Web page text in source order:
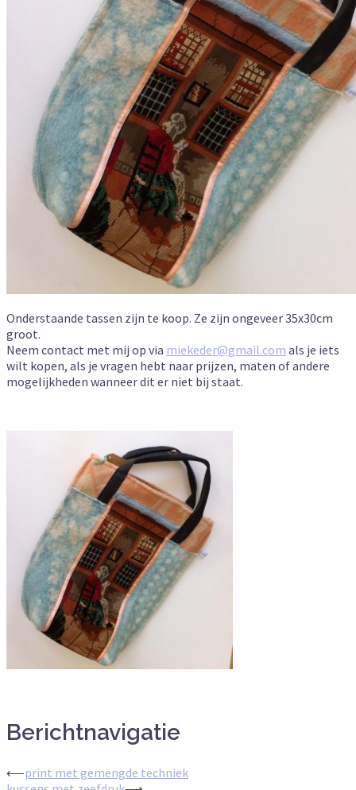
Onderstaande tassen zijn te koop. Ze zijn ongeveer 35x30cm
groot.
Neem contact met mij op via miekeder@gmail.com als je iets
wilt kopen, als je vragen hebt naar prijzen, maten of andere
mogelijkheden wanneer dit er niet bij staat.
Berichtnavigatie
⟵print met gemengde techniek